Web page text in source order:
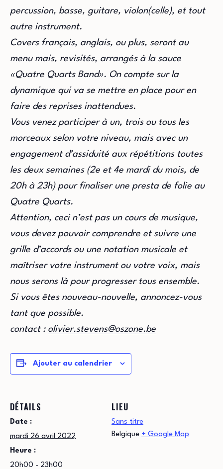
percussion, basse, guitare, violon(celle), et tout
autre instrument.
Covers français, anglais, ou plus, seront au
menu mais, revisités, arrangés à la sauce
«Quatre Quarts Band». On compte sur la
dynamique qui va se mettre en place pour en
faire des reprises inattendues.
Vous venez participer à un, trois ou tous les
morceaux selon votre niveau, mais avec un
engagement d’assiduité aux répétitions toutes
les deux semaines (2e et 4e mardi du mois, de
20h à 23h) pour finaliser une presta de folie au
Quatre Quarts.
Attention, ceci n’est pas un cours de musique,
vous devez pouvoir comprendre et suivre une
grille d’accords ou une notation musicale et
maîtriser votre instrument ou votre voix, mais
nous serons là pour progresser tous ensemble.
Si vous êtes nouveau-nouvelle, annoncez-vous
tant que possible.
contact : olivier.stevens@oszone.be
Ajouter au calendrier
DÉTAILS
Date :
mardi 26 avril 2022
Heure :
20h00 - 23h00
LIEU
Sans titre
Belgique + Google Map